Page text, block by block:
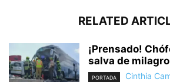
RELATED
¡Prensado!
salva de
PORTADA Cinthia